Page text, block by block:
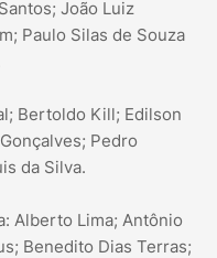
João Luiz
Paulo Silas de Souza
Bertoldo Kill; Edilson
Pedro
da Silva.
Alberto Lima; Antônio
Benedito Dias Terras;